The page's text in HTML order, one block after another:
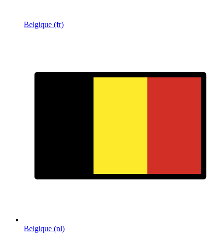
Belgique (fr)
Belgique (nl)